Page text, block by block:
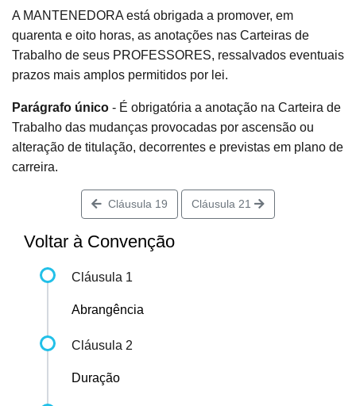
A MANTENEDORA está obrigada a promover, em
quarenta e oito horas, as anotações nas Carteiras de
Trabalho de seus PROFESSORES, ressalvados eventuais
prazos mais amplos permitidos por lei.
Parágrafo único - É obrigatória a anotação na Carteira de
Trabalho das mudanças provocadas por ascensão ou
alteração de titulação, decorrentes e previstas em plano de
carreira.
Cláusula 19 Cláusula 21
Voltar à Convenção
Cláusula 1
Abrangência
Cláusula 2
Duração